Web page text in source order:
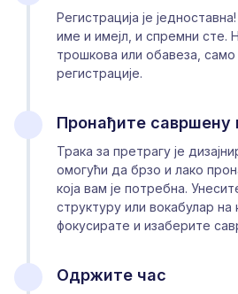
Регистрација је
име и имејл, и спремни сте.
трошкова или обавеза,
регистрације.
Пронађите савршену
Трака за претрагу је
омогући да брзо и лако
која вам је потребна.
структуру или вокабулар на
фокусирате и изаберите
Одржите час